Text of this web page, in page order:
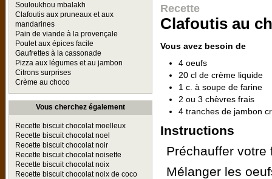
Souloukhou mbalakh
Clafoutis aux pruneaux et aux
mandarines
Pain de viande à la provençale
Poulet aux épices facile
Gaufrettes à la cassonade
Pizza aux légumes et au jambon
Citrons surprises
Crème au choco
Vous cherchez également
Recette biscuit chocolat moelleux
Recette biscuit chocolat noel
Recette biscuit chocolat noir
Recette biscuit chocolat noisette
Recette biscuit chocolat noix
Recette biscuit chocolat noix de coco
Recette
Clafoutis au
Vous avez besoin de
4 oeufs
20 cl de crème liquide
1 c. à soupe de farine
2 ou 3 chèvres frais
4 tranches de jambon
Instructions
Préchauffer votre
Mélanger les